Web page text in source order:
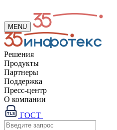
MENU
Решения
Продукты
Партнеры
Поддержка
Пресс-центр
О компании
ГОСТ